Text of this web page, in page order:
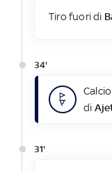
Tiro fuori di
34'
di
31'